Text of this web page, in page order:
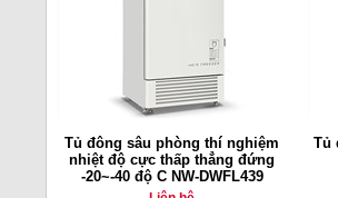
Tủ đông sâu phòng thí nghiệm
nhiệt độ cực thấp thẳng đứng
-20~-40 độ C NW-DWFL439
Tủ